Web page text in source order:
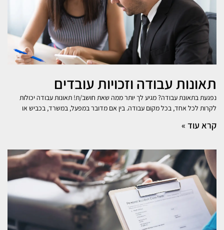
תאונות עבודה וזכויות עובדים
נפגעת בתאונת עבודה? מגיע לך יותר ממה שאת חושב/ת! תאונות עבודה יכולות
לקרות לכל אחד, בכל מקום עבודה. בין אם מדובר במפעל, במשרד, בכביש או
קרא עוד »